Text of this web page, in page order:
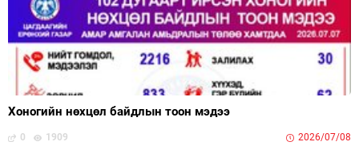
Хоногийн нөхцөл байдлын тоон мэдээ
0 1909 2026/07/08